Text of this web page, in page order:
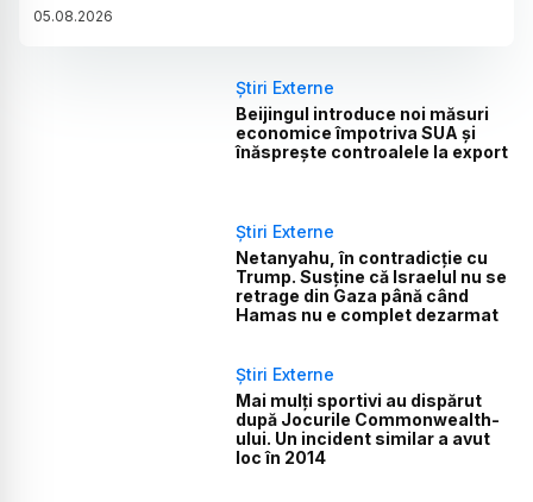
05.08.2026
Știri Externe
Beijingul introduce noi măsuri
economice împotriva SUA și
înăsprește controalele la export
Știri Externe
Netanyahu, în contradicție cu
Trump. Susține că Israelul nu se
retrage din Gaza până când
Hamas nu e complet dezarmat
Știri Externe
Mai mulți sportivi au dispărut
după Jocurile Commonwealth-
ului. Un incident similar a avut
loc în 2014